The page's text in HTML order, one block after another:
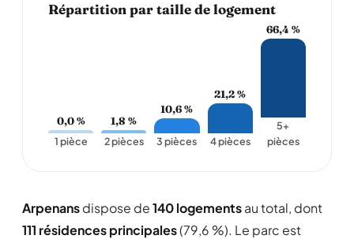
Répartition par taille de logement
0,0 %
1 pièce
1,8 %
2 pièces
10,6 %
3 pièces
21,2 %
4 pièces
66,4 %
5+
pièces
Arpenansdispose de140 logementsau total, dont
111 résidences principales(79,6 %). Le parc est